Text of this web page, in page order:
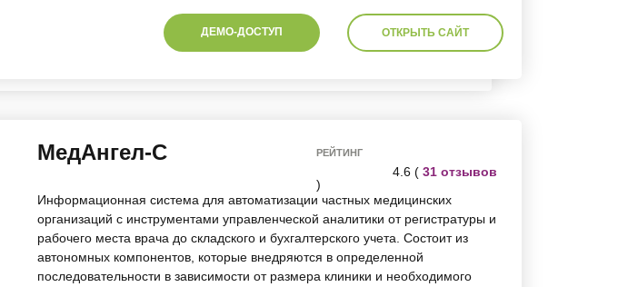
ДЕМО-ДОСТУП ОТКРЫТЬ САЙТ
МедАнгел-С РЕЙТИНГ
4.6 ( 31 отзывов
)
Информационная система для автоматизации частных медицинских
организаций с инструментами управленческой аналитики от регистратуры и
рабочего места врача до складского и бухгалтерского учета. Состоит из
автономных компонентов, которые внедряются в определенной
последовательности в зависимости от размера клиники и необходимого